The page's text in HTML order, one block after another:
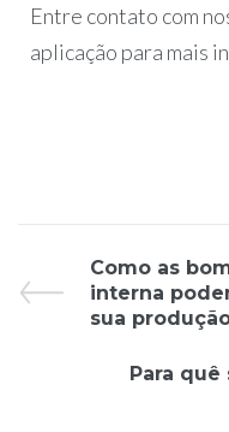
Entre contato com
aplicação para mais
Como as
interna
sua
Para